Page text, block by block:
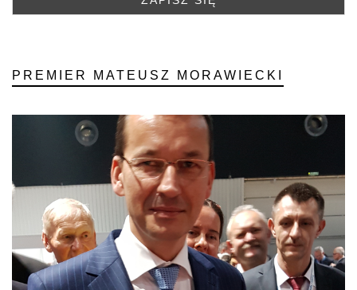
PREMIER MATEUSZ MORAWIECKI